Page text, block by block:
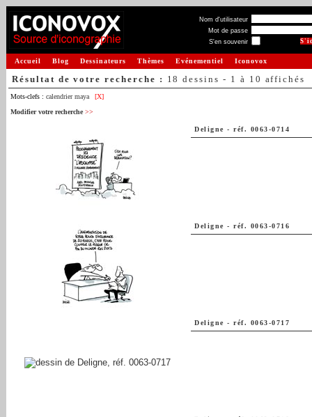
Nom d'utilisateur
Mot de passe
S'en souvenir
Accueil Blog Dessinateurs Thèmes Evénementiel Iconovox
Résultat de votre recherche : 18 dessins - 1 à 10 affichés
Mots-clefs : calendrier maya
[X]
Modifier votre recherche >>
Deligne - réf. 0063-0714
Deligne - réf. 0063-0716
Deligne - réf. 0063-0717